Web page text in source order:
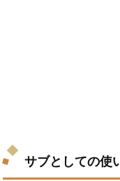
サブとしての使